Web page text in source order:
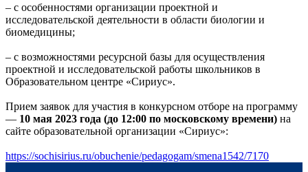
– с особенностями организации проектной и
исследовательской деятельности в области биологии и
биомедицины;
– с возможностями ресурсной базы для осуществления
проектной и исследовательской работы школьников в
Образовательном центре «Сириус».
Прием заявок для участия в конкурсном отборе на программу
— 10 мая 2023 года (до 12:00 по московскому времени) на
сайте образовательной организации «Сириус»:
https://sochisirius.ru/obuchenie/pedagogam/smena1542/7170